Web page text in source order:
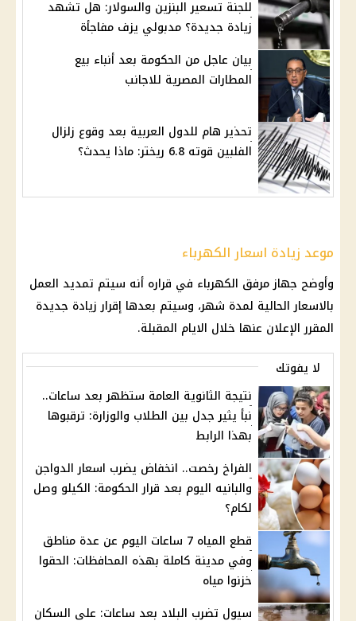
للجنة تسعير البنزين والسولار: هل تشهد
زيادة جديدة؟ مدبولي يزف مفاجأة
بيان عاجل من الحكومة بعد أنباء بيع
المطارات المصرية للاجانب
تحذير هام للدول العربية بعد وقوع زلزال
الفلبين قوته 6.8 ريختر: ماذا يحدث؟
موعد زيادة اسعار الكهرباء
وأوضح جهازمرفق الكهرباء في قراره أنه سيتم تمديد العمل
بالاسعار الحالية لمدة شهر، وسيتم بعدها إقرارزيادة جديدة
المقرر الإعلان عنها خلال الايام المقبلة.
لا يفوتك
نتيجة الثانوية العامة ستظهر بعد ساعات..
نبأ يثير جدل بين الطلاب والوزارة: ترقبوها
بهذا الرابط
الفراخ رخصت.. انخفاض يضرب اسعار الدواجن
والبانيه اليوم بعد قرار الحكومة: الكيلو وصل
لكام؟
قطع المياه 7 ساعات اليوم عن عدة مناطق
وفي مدينة كاملة بهذه المحافظات: الحقوا
خزنوا مياه
سيول تضرب البلاد بعد ساعات: على السكان